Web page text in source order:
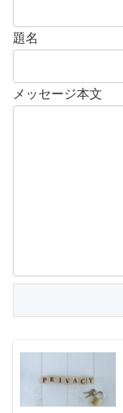
題名
メッセージ本文